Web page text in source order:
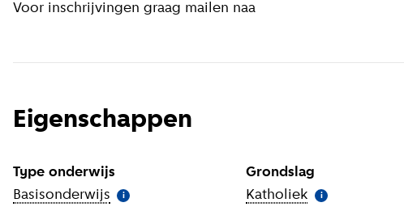
Voor inschrijvingen graag mailen naa
Eigenschappen
Type onderwijs
Basisonderwijs Meer informatie
i
Grondslag
Katholiek Meer
i